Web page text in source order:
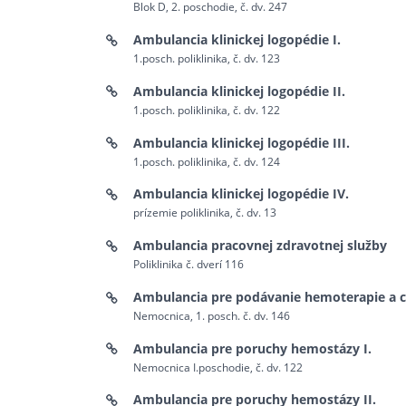
Blok D, 2. poschodie, č. dv. 247
Ambulancia klinickej logopédie I.
1.posch. poliklinika, č. dv. 123
Ambulancia klinickej logopédie II.
1.posch. poliklinika, č. dv. 122
Ambulancia klinickej logopédie III.
1.posch. poliklinika, č. dv. 124
Ambulancia klinickej logopédie IV.
prízemie poliklinika, č. dv. 13
Ambulancia pracovnej zdravotnej služby
Poliklinika č. dverí 116
Ambulancia pre podávanie hemoterapie a
Nemocnica, 1. posch. č. dv. 146
Ambulancia pre poruchy hemostázy I.
Nemocnica I.poschodie, č. dv. 122
Ambulancia pre poruchy hemostázy II.